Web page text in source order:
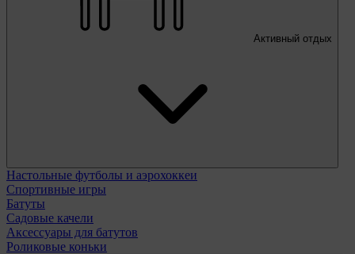
Активный отдых
Настольные футболы и аэрохоккеи
Спортивные игры
Батуты
Садовые качели
Аксессуары для батутов
Роликовые коньки